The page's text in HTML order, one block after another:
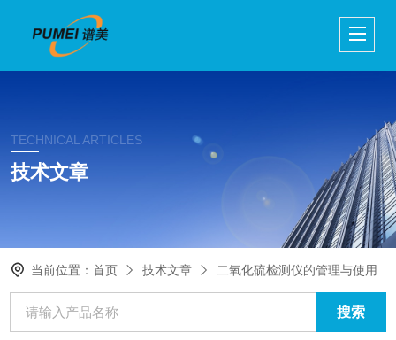
TECHNICAL ARTICLES
技术文章
当前位置：首页 技术文章 二氧化硫检测仪的管理与使用